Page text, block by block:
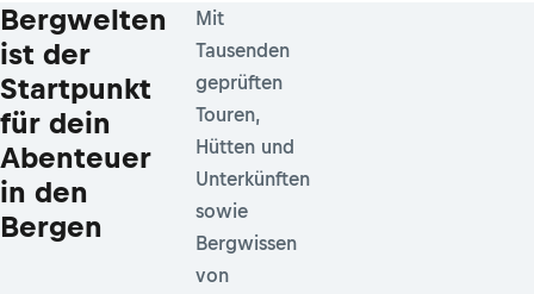
Bergwelten
ist der
Startpunkt
für dein
Abenteuer
in den
Bergen
Mit
Tausenden
geprüften
Touren,
Hütten und
Unterkünften
sowie
Bergwissen
von